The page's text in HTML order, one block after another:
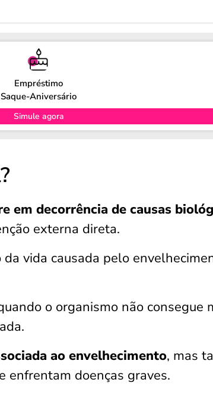
Empréstimo
Saque-Aniversário
Simule agora
em decorrência de causas
externa direta.
vida causada pelo
o organismo não consegue
ao envelhecimento, mas
enfrentam doenças graves.